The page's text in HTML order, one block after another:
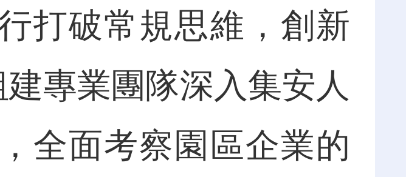
打破常規思維，創新
專業團隊深入集安人
全面考察園區企業的